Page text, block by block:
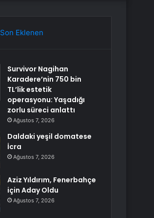
Son Eklenen
Survivor Nagihan
Karadere’nin 750 bin
TL’lik estetik
operasyonu: Yaşadığı
zorlu süreci anlattı
Ağustos 7, 2026
Daldaki yeşil domatese
İcra
Ağustos 7, 2026
Aziz Yıldırım, Fenerbahçe
için Aday Oldu
Ağustos 7, 2026